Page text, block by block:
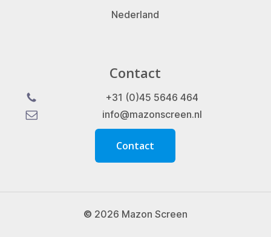
Nederland
Contact
+31 (0)45 5646 464
info@mazonscreen.nl
Contact
© 2026 Mazon Screen